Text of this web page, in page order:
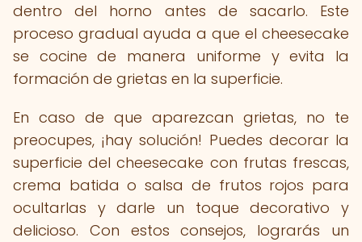
dentro del horno antes de sacarlo. Este
proceso gradual ayuda a que el cheesecake
se cocine de manera uniforme y evita la
formación de grietas en la superficie.
En caso de que aparezcan grietas, no te
preocupes, ¡hay solución! Puedes decorar la
superficie del cheesecake con frutas frescas,
crema batida o salsa de frutos rojos para
ocultarlas y darle un toque decorativo y
delicioso. Con estos consejos, lograrás un